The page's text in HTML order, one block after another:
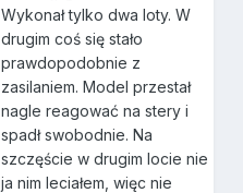
Wykonał tylko dwa loty. W
drugim coś się stało
prawdopodobnie z
zasilaniem. Model przestał
nagle reagować na stery i
spadł swobodnie. Na
szczęście w drugim locie nie
ja nim leciałem, więc nie